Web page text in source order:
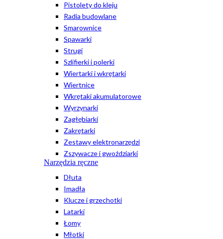
Pistolety do kleju
Radia budowlane
Smarownice
Spawarki
Strugi
Szlifierki i polerki
Wiertarki i wkrętarki
Wiertnice
Wkrętaki akumulatorowe
Wyrzynarki
Zagłębiarki
Zakrętarki
Zestawy elektronarzędzi
Zszywacze i gwoździarki
Narzędzia ręczne
Dłuta
Imadła
Klucze i grzechotki
Latarki
Łomy
Młotki